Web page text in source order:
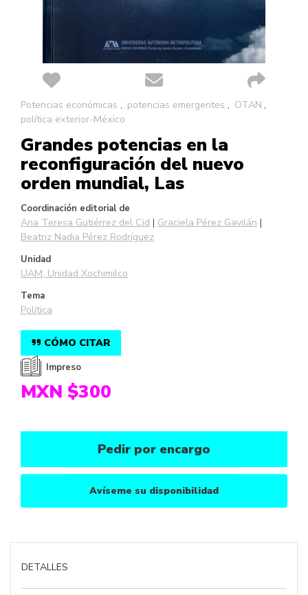
Saltar
galería
Potencias económicas potencias emergentes
OTAN
política exterior-México
Grandes potencias en la
reconfiguración del nuevo
orden mundial, Las
Coordinación editorial de
Ana Teresa Gutiérrez del Cid
Graciela Pérez Gavilán
Beatriz Nadia Pérez Rodríguez
Unidad
UAM, Unidad Xochimilco
Tema
Política
CÓMO CITAR
Impreso
MXN $300
Pedir por encargo
Avíseme su disponibilidad
DETALLES